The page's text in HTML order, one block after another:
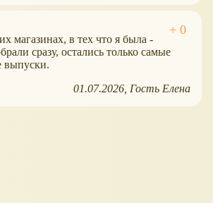
магазинах, в тех что я была -
сразу, остались только самые
выпуски.
01.07.2026 Гость Елена